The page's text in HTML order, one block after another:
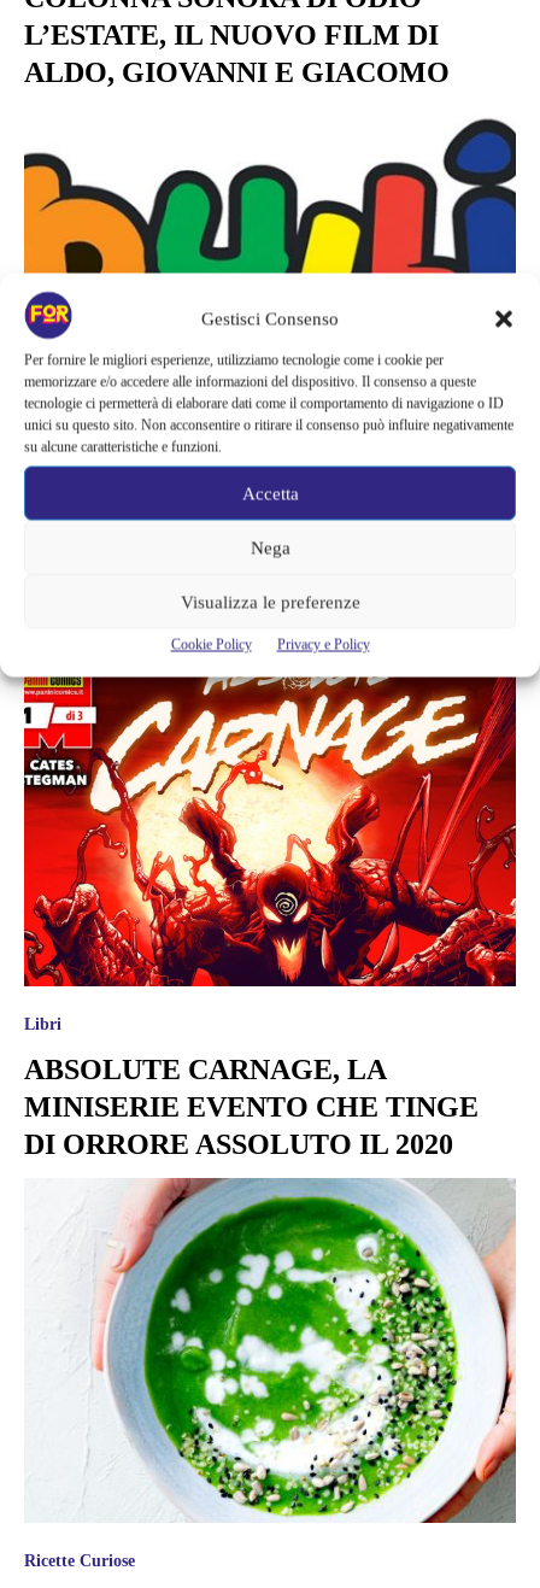
Gestisci Consenso
Per fornire le migliori esperienze, utilizziamo tecnologie come i cookie per
memorizzare e/o accedere alle informazioni del dispositivo. Il consenso a queste
tecnologie ci permetterà di elaborare dati come il comportamento di navigazione o ID
unici su questo sito. Non acconsentire o ritirare il consenso può influire negativamente
su alcune caratteristiche e funzioni.
Accetta
Nega
Visualizza le preferenze
Cookie Policy Privacy e Policy
L’ESTATE, IL NUOVO FILM DI
ALDO, GIOVANNI E GIACOMO
SBULLIT ACTION, L’APP NATA PER
CYBERBULLISMO
Libri
ABSOLUTE CARNAGE, LA
MINISERIE EVENTO CHE TINGE
DI ORRORE ASSOLUTO IL 2020
Ricette Curiose